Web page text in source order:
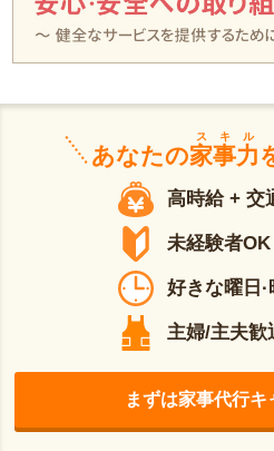
あなたの家事力
スキル
高時給 + 交
未経験者
好きな曜日
主婦/主夫歓
まずは家事代行